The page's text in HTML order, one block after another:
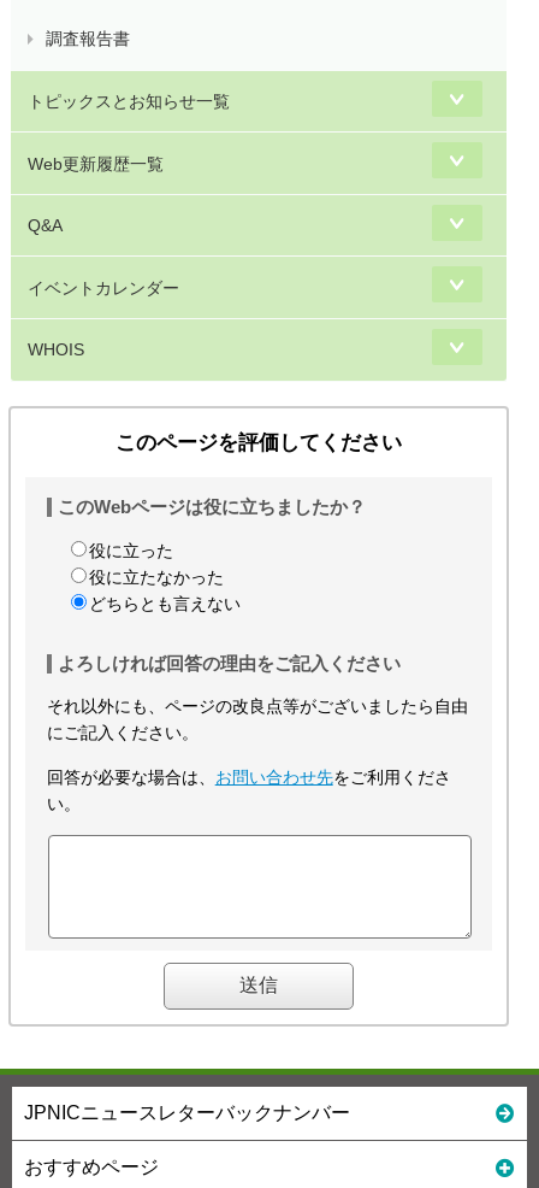
調査報告書
トピックスとお知らせ一覧
Web更新履歴一覧
Q&A
イベントカレンダー
WHOIS
このページを評価してください
このWebページは役に立ちましたか？
役に立った
役に立たなかった
どちらとも言えない
よろしければ回答の理由をご記入ください
それ以外にも、ページの改良点等がございましたら自由
にご記入ください。
回答が必要な場合は、 お問い合わせ先をご利用くださ
い。
JPNICニュースレターバックナンバー
おすすめページ